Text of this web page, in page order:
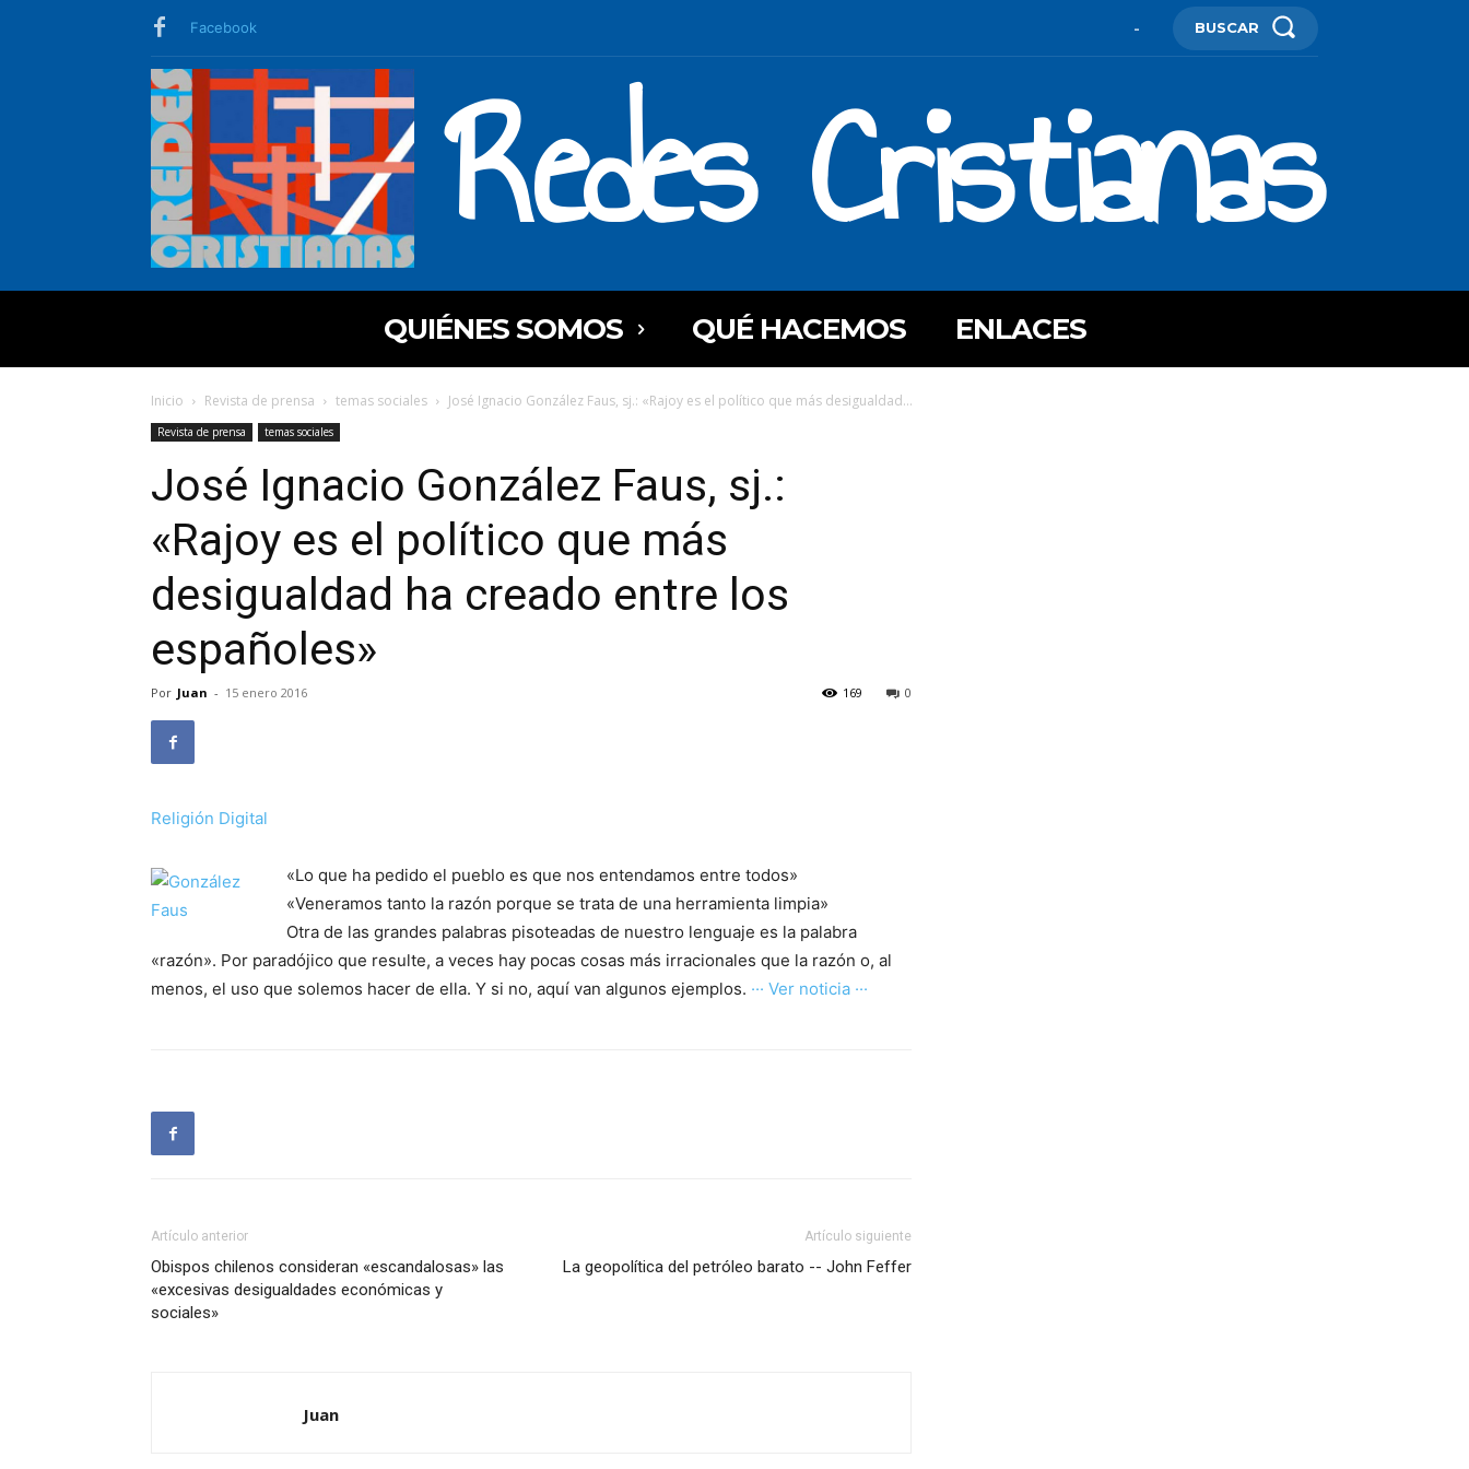
Facebook - BUSCAR
Redes Cristianas
QUIÉNES SOMOS QUÉ HACEMOS ENLACES
Inicio Revista de prensa temas sociales José Ignacio González Faus, sj.: «Rajoy es el político que más desigualdad...
Revista de prensa temas sociales
José Ignacio González Faus, sj.:
«Rajoy es el político que más
desigualdad ha creado entre los
españoles»
Por Juan - 15 enero 2016 0
169
Religión Digital
«Lo que ha pedido el pueblo es que nos entendamos entre todos»
«Veneramos tanto la razón porque se trata de una herramienta limpia»
Otra de las grandes palabras pisoteadas de nuestro lenguaje es la palabra
«razón». Por paradójico que resulte, a veces hay pocas cosas más irracionales que la razón o, al
menos, el uso que solemos hacer de ella. Y si no, aquí van algunos ejemplos. ··· Ver noticia ···
Artículo anterior
Obispos chilenos consideran «escandalosas» las
«excesivas desigualdades económicas y
sociales»
Artículo siguiente
La geopolítica del petróleo barato -- John Feffer
Juan